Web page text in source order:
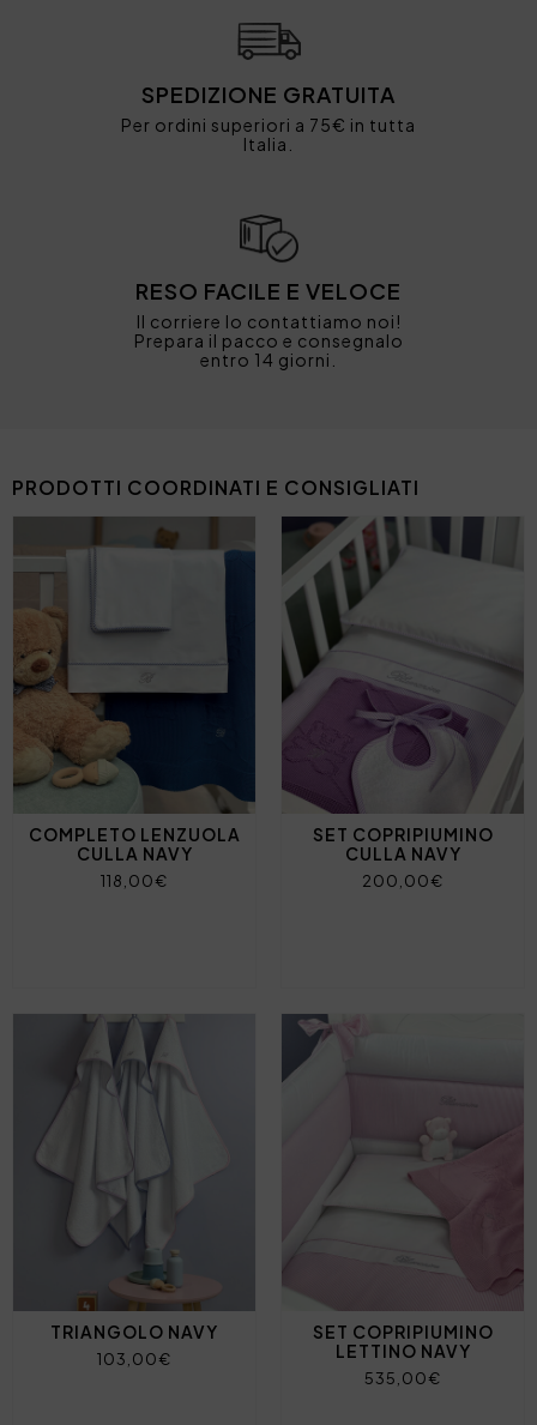
SPEDIZIONE GRATUITA
Per ordini superiori a 75€ in tutta
Italia.
RESO FACILE E VELOCE
Il corriere lo contattiamo noi!
Prepara il pacco e consegnalo
entro 14 giorni.
PRODOTTI COORDINATI E CONSIGLIATI
COMPLETO LENZUOLA
CULLA NAVY
118,00€
SET COPRIPIUMINO
CULLA NAVY
200,00€
TRIANGOLO NAVY
103,00€
SET COPRIPIUMINO
LETTINO NAVY
535,00€